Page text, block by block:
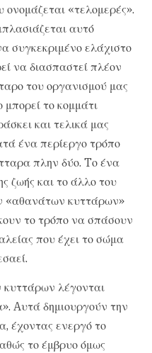
«τελομερές».
αυτό
συγκεκριμένο ελάχιστο
να διασπαστεί πλέον
του οργανισμού μας
μπορεί το κομμάτι
και τελικά μας
ένα περίεργο τρόπο
πλην δύο. Tο ένα
ζωής και το άλλο του
«αθανάτων κυττάρων»
το τρόπο να σπάσουν
που έχει το σώμα
λέγονται
Aυτά δημιουργούν την
έχοντας ενεργό το
το έμβρυο όμως